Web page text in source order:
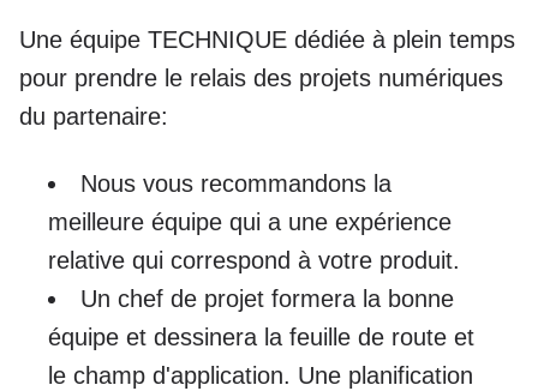
Une équipe TECHNIQUE dédiée à plein temps
pour prendre le relais des projets numériques
du partenaire:
Nous vous recommandons la
meilleure équipe qui a une expérience
relative qui correspond à votre produit.
Un chef de projet formera la bonne
équipe et dessinera la feuille de route et
le champ d'application. Une planification